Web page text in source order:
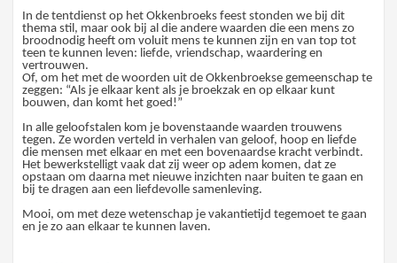
In de tentdienst op het Okkenbroeks feest stonden we bij dit
thema stil, maar ook bij al die andere waarden die een mens zo
broodnodig heeft om voluit mens te kunnen zijn en van top tot
teen te kunnen leven: liefde, vriendschap, waardering en
vertrouwen.
Of, om het met de woorden uit de Okkenbroekse gemeenschap te
zeggen: “Als je elkaar kent als je broekzak en op elkaar kunt
bouwen, dan komt het goed!”
In alle geloofstalen kom je bovenstaande waarden trouwens
tegen. Ze worden verteld in verhalen van geloof, hoop en liefde
die mensen met elkaar en met een bovenaardse kracht verbindt.
Het bewerkstelligt vaak dat zij weer op adem komen, dat ze
opstaan om daarna met nieuwe inzichten naar buiten te gaan en
bij te dragen aan een liefdevolle samenleving.
Mooi, om met deze wetenschap je vakantietijd tegemoet te gaan
en je zo aan elkaar te kunnen laven.